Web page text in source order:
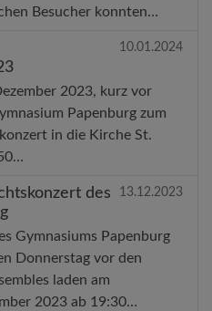
Besucher konnten…
10.01.2024
2023, kurz vor
Papenburg zum
in die Kirche St.
des
13.12.2023
Gymnasiums Papenburg
Donnerstag vor den
laden am
2023 ab 19:30…